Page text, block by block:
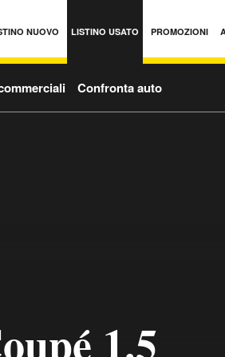
NUOVO LISTINO USATO PROMOZIONI
Confronta auto
1.5